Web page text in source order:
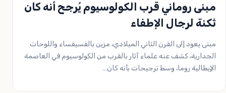
مبنى روماني قرب الكولوسيوم يُرجح أنه كان
ثكنة لرجال الإطفاء
مبنى يعود إلى القرن الثاني الميلادي، مزين بالفسيفساء واللوحات
الجدارية، كشف عنه علماء آثار بالقرب من الكولوسيوم في العاصمة
الإيطالية روما، وسط ترجيحات بأنه كان…